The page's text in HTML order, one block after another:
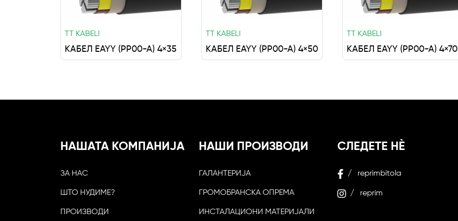
TT KABELI
КАБЕЛ EAYY (PP00-A) 4×35
TT KABELI
КАБЕЛ EAYY (PP00-A) 4×50
TT KABELI
КАБЕЛ EAYY (PP00-A) 4×70
НАШАТА КОМПАНИЈА
ЗА НАС
ШТО НУДИМЕ?
ПРОИЗВОДИ
НАШИ ПРОИЗВОДИ
ГАЛАНТЕРИЈА
ГРОМОБРАНСКА ОПРЕМА
ИНСТАЛАЦИОНИ МАТЕРИЈАЛИ
СЛЕДЕТЕ НЀ
/ reprimbitola
/ reprim